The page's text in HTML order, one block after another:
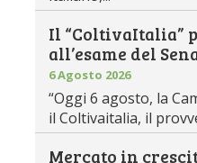
Il “ColtivaItalia”
all’esame del
6 Agosto 2026
“Oggi 6 agosto, la
il Coltivaitalia, il
Mercato in